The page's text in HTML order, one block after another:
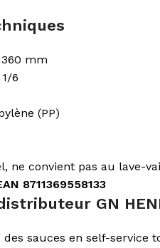
360 mm
6
(PP)
ne convient pas au lave-
8711369558133
GN
des sauces en self-